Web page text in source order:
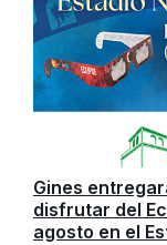
Gines
disfrutar del
agosto en el